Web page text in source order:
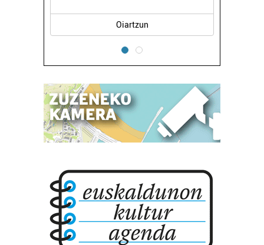
Oiartzun